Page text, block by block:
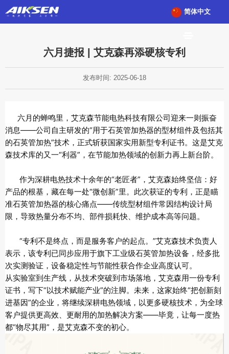
简体中文
六月捷报 | 艾克森再添硬核专利
发布时间: 2025-06-18
六月的蝉鸣里，艾克森节能电热科技有限公司迎来一则振奋
消息——公司自主研发的“用于石英管加热器的型材组件及包括其
的石英管加热”技术，正式斩获国家实用新型专利证书。这是艾克
森技术库的又一“利器”，在节能加热领域的创新力再上新台阶。
作为深耕电热技术十余年的“老匠者”，艾克森始终坚信：好
产品的根基，藏在每一处“微创新”里。此次获证的专利，正是瞄
准石英管加热器的核心痛点——传统型材组件常因结构设计局
限，导致热量分布不均、部件损耗快、维护成本高等问题。
“专利不是终点，而是服务客户的起点。”艾克森技术负责人
表示，该专利已同步应用于旗下工业级石英管加热设备，经多批
次实测验证，设备稳定性与节能性获合作企业高度认可。
从实验室到生产线，从技术突破到市场落地，艾克森用一份专利
证书，写下“以技术赋能产业”的注脚。未来，这家始终“把创新刻
进基因”的企业，将继续深耕电热领域，以更多硬核技术，为全球
客户提供更高效、更耐用的加热解决方案——毕竟，让每一度热
都“物尽其用”，是艾克森不变的初心。